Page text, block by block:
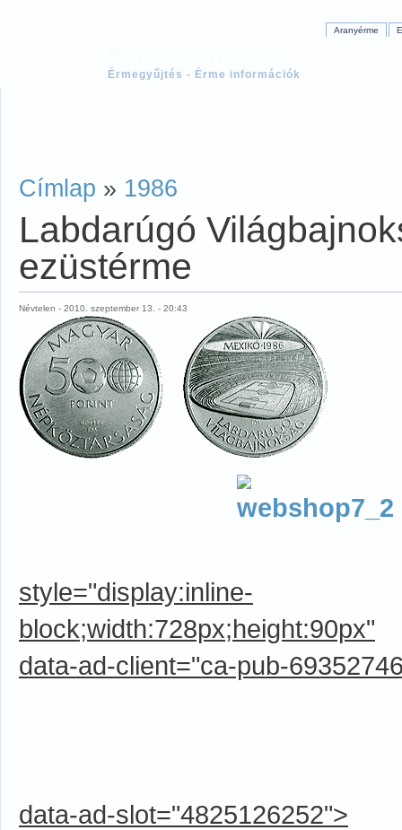
Érmegyűjtés - Érme információk
Aranyérme
Címlap » 1986
Labdarúgó
ezüstérme
Névtelen - 2010. szeptember 13. - 20:43
style="display:inline-
block;width:728px;height:90px"
data-ad-client="ca-pub-
data-ad-slot="4825126252">